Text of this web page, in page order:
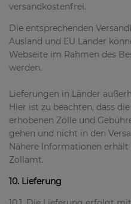
versandkostenfrei.
Die entsprechenden
Ausland und EU Länder
Webseite im Rahmen des
werden.
Lieferungen in Länder
Hier ist zu beachten, dass
erhobenen Zölle und
gehen und nicht in den
Nähere Informationen
Zollamt.
10. Lieferung